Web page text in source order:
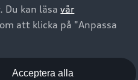
Du kan läsavår
att klicka på "Anpassa
Acceptera alla